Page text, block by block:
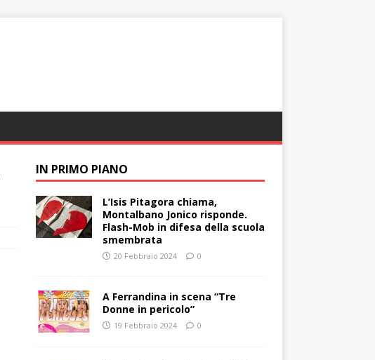
IN PRIMO PIANO
L’Isis Pitagora chiama,
Montalbano Jonico risponde.
Flash-Mob in difesa della scuola
smembrata
20 Febbraio 2024 0
A Ferrandina in scena “Tre
Donne in pericolo”
19 Febbraio 2024 0